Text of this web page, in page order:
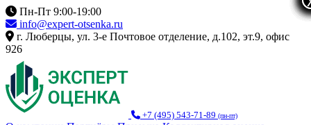
Пн-Пт 9:00-19:00
info@expert-otsenka.ru
г. Люберцы, ул. 3-е Почтовое отделение, д.102, эт.9, офис
926
+7 (495) 543-71-89 (пн-пт)